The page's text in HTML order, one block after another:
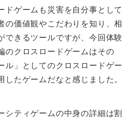
ドゲームも災害を自分事として
の価値観やこだわりを知り、相
できるツールですが、今回体験
のクロスロードゲームはその
ル」としてのクロスロードゲー
したゲームだなと感じました。
シティゲームの中身の詳細は割